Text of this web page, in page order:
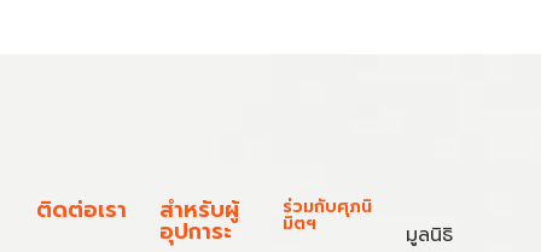
ติดต่อเรา สำหรับผู้
อุปการะ
ร่วมกับศุภนิ
มิตฯ
มูลนิธิ